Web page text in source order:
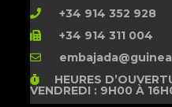
+34 914 352 928
+34 914 311 004
HEURES
VENDREDI : 9H00 À